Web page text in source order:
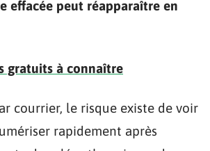
effacée peut réapparaître en
gratuits à connaître
courrier, le risque existe de voir
rapidement après